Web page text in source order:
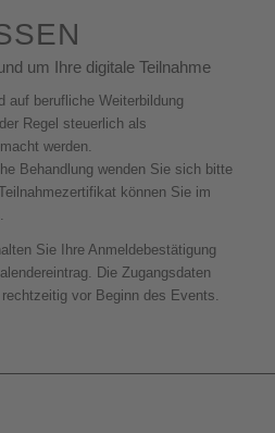
um Ihre digitale Teilnahme
auf berufliche Weiterbildung
Regel steuerlich als
werden.
Behandlung wenden Sie sich bitte
können Sie im
Sie Ihre Anmeldebestätigung
Die Zugangsdaten
vor Beginn des Events.